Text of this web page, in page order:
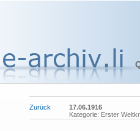
Zurück
17.06.1916
Kategorie: Erster